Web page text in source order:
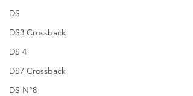
DS
DS3 Crossback
DS 4
DS7 Crossback
DS N°8